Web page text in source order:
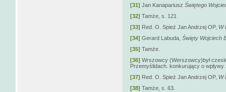
[31] Jan Kanapariusz Świętego
[32] Tamże, s. 121
[33] Red. O. Spież Jan Andrzej OP, W
[34] Gerard Labuda, Święty Wojciech
[35] Tamże.
[36] Wrszowcy (Werszowcy)był
Przemyślidach. konkurujący o wpływy
[37] Red. O. Spież Jan Andrzej OP, W
[38] Tamże, s. 63.